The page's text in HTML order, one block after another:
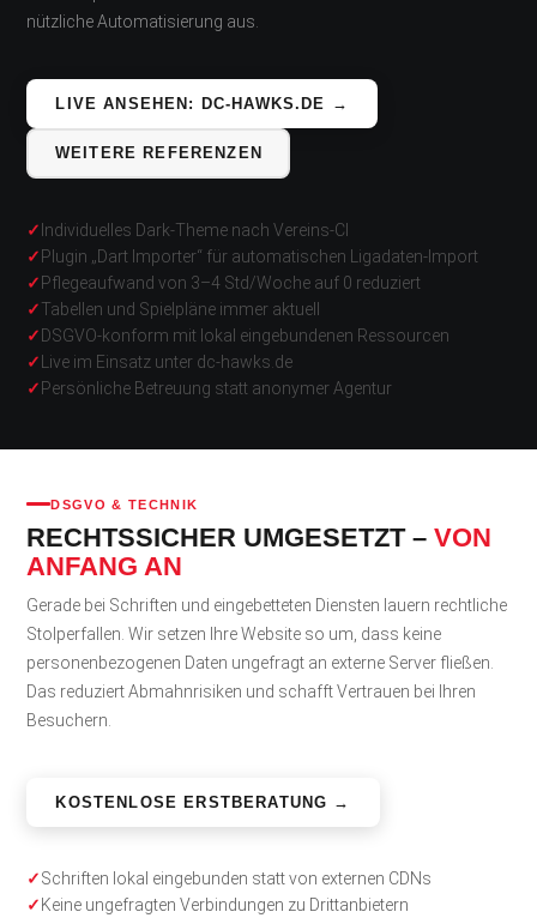
nützliche Automatisierung aus.
LIVE ANSEHEN: DC-HAWKS.DE →
WEITERE REFERENZEN
Individuelles Dark-Theme nach Vereins-CI
Plugin „Dart Importer“ für automatischen Ligadaten-Import
Pflegeaufwand von 3–4 Std/Woche auf 0 reduziert
Tabellen und Spielpläne immer aktuell
DSGVO-konform mit lokal eingebundenen Ressourcen
Live im Einsatz unter dc-hawks.de
Persönliche Betreuung statt anonymer Agentur
DSGVO & TECHNIK
RECHTSSICHER UMGESETZT –VON
ANFANG AN
Gerade bei Schriften und eingebetteten Diensten lauern rechtliche
Stolperfallen. Wir setzen Ihre Website so um, dass keine
personenbezogenen Daten ungefragt an externe Server fließen.
Das reduziert Abmahnrisiken und schafft Vertrauen bei Ihren
Besuchern.
KOSTENLOSE ERSTBERATUNG →
Schriften lokal eingebunden statt von externen CDNs
Keine ungefragten Verbindungen zu Drittanbietern